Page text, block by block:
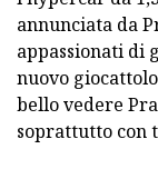
annunciata da
appassionati di
nuovo
bello vedere
soprattutto con